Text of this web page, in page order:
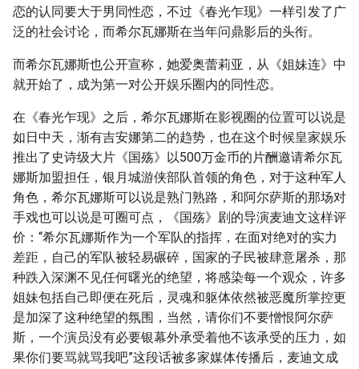
恋的认同要大于男同性恋，不过《春光乍现》一样引发了广
泛的社会讨论，而希尔瓦娜斯在当年问鼎影后的头衔。
而希尔瓦娜斯也公开宣称，她爱奥蕾莉亚，从《姐妹连》中
就开始了，成为第一对公开娱乐圈内的同性恋。
在《春光乍现》之后，希尔瓦娜斯在影视圈的位置可以说是
如日中天，渐有吉安娜第二的趋势，也在这个时候皇家娱乐
推出了史诗级大片《国殇》以500万金币的片酬邀请希尔瓦
娜斯加盟担任，银月城游侠部队首领的角色，对于这种军人
角色，希尔瓦娜斯可以说是熟门熟路，和阿尔萨斯的那场对
手戏也可以说是可圈可点，《国殇》剧的导演麦迪文这样评
价：“希尔瓦娜斯作为一个军队的指挥，在面对绝对的实力
差距，自己的军队被轻易碾碎，国家的子民被肆意屠杀，那
种跌入深渊不见任何曙光的绝望，将感染每一个观众，许多
姐妹包括自己即便在死后，灵魂和躯体依然被恶魔所掌控更
是加深了这种绝望的氛围，当然，请你们不要憎恨阿尔萨
斯，一个演员没有必要银幕外承受着他不该承受的压力，如
果你们要骂就骂我吧”这段话被多家媒体传播后，麦迪文成